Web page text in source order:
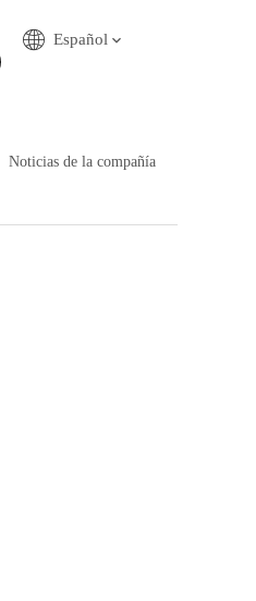
Español
Noticias de la compañía